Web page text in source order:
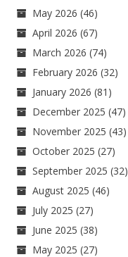
May 2026 (46)
April 2026 (67)
March 2026 (74)
February 2026 (32)
January 2026 (81)
December 2025 (47)
November 2025 (43)
October 2025 (27)
September 2025 (32)
August 2025 (46)
July 2025 (27)
June 2025 (38)
May 2025 (27)